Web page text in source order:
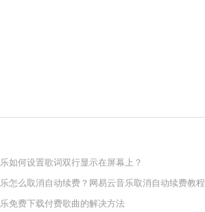
如何设置歌词双行显示在屏幕上？
怎么取消自动续费？网易云音乐取消自动续费教程
免费下载付费歌曲的解决方法